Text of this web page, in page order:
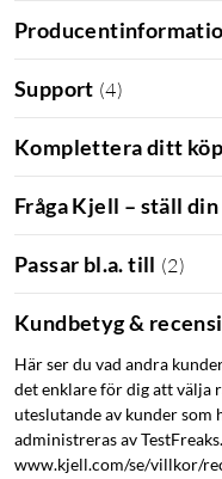
kan du enkelt spara el
LED-touch
Den inbyggda LED-
och med touch kan du
perfekt även för t.ex.
Fjärrkontroll
Den medföljande
elementet även utan
temperatur. Från
höga och låga
Support (4)
Komplettera ditt köp
Fråga Kjell – ställ
Passar bl.a. till (2)
Kundbetyg &
Här ser du vad andra
det enklare för dig att välja
uteslutande av kunder som
administreras av
www.kjell.com/se/villkor/